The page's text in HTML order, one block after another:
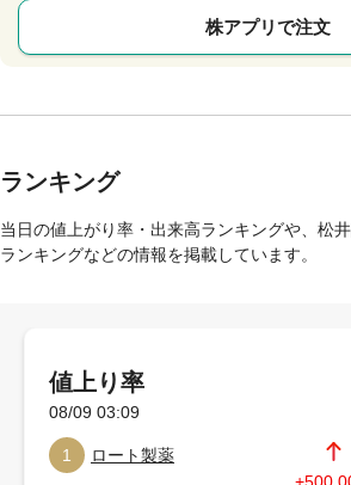
株アプリで注文
ランキング
当日の値上がり率・出来高ランキングや、松
ランキングなどの情報を掲載しています。